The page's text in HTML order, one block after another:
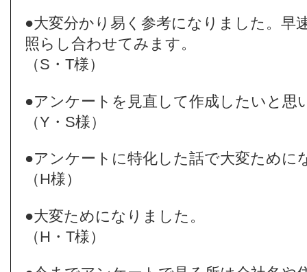
●大変分かり易く参考になりました。早
照らし合わせてみます。
（S・T様）
●アンケートを見直して作成したいと思
（Y・S様）
●アンケートに特化した話で大変ために
（H様）
●大変ためになりました。
（H・T様）